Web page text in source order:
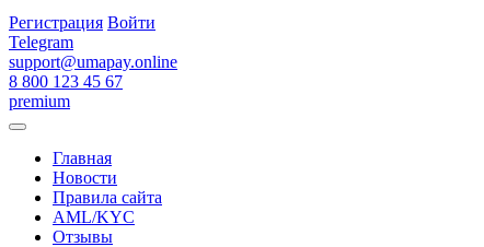
Регистрация Войти
Telegram
support@umapay.online
8 800 123 45 67
premium
Главная
Новости
Правила сайта
AML/KYC
Отзывы